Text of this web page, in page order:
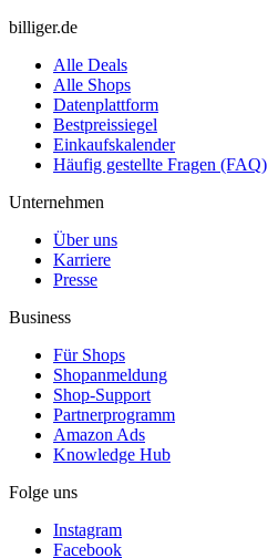
billiger.de
Alle Deals
Alle Shops
Datenplattform
Bestpreissiegel
Einkaufskalender
Häufig gestellte Fragen (FAQ)
Unternehmen
Über uns
Karriere
Presse
Business
Für Shops
Shopanmeldung
Shop-Support
Partnerprogramm
Amazon Ads
Knowledge Hub
Folge uns
Instagram
Facebook